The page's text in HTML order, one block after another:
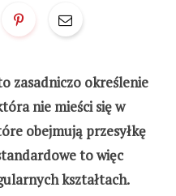
zasadniczo określenie
nie mieści się w
obejmują przesyłkę
to więc
kształtach.